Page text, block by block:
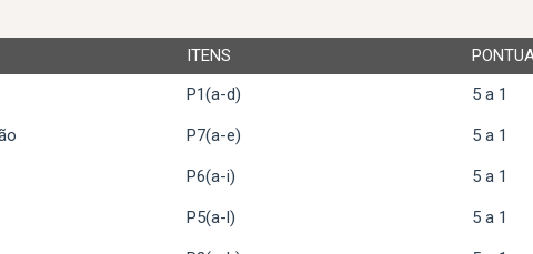
ITENS
P1(a-d) 5 a 1
P7(a-e) 5 a 1
P6(a-i) 5 a 1
P5(a-l) 5 a 1